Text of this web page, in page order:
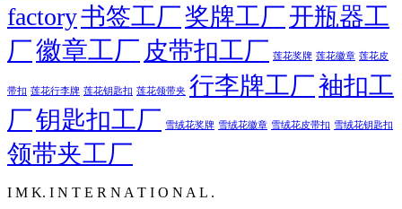
factory书签工厂奖牌工厂开瓶器工
厂徽章工厂 皮带扣工厂 莲花奖牌 莲花徽章 莲花皮
带扣 莲花行李牌 莲花钥匙扣 莲花领带夹 行李牌工厂袖扣工
厂钥匙扣工厂 雪绒花奖牌 雪绒花徽章 雪绒花皮带扣 雪绒花钥匙扣
领带夹工厂
I M K. I N T E R N A T I O N A L .